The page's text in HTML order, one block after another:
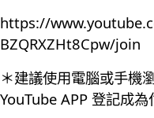
https://
BZQRXZHt8Cpw/join
＊建議使用電腦或手機
YouTube APP 登記成為